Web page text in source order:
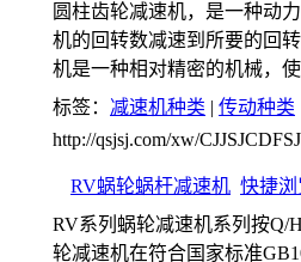
圆柱齿轮减速机，是一种动
机的回转数减速到所要的回
机是一种相对精密的机械，
标签： 减速机种类 | 传动种类
http://qsjsj.com/xw/
RV蜗轮蜗杆减速机 快捷浏
RV系列蜗轮减速机系列按Q/
轮减速机在符合国家标准